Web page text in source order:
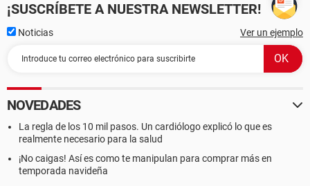
¡SUSCRÍBETE A NUESTRA NEWSLETTER!
Noticias Ver un ejemplo
NOVEDADES
La regla de los 10 mil pasos. Un cardiólogo explicó lo que es
realmente necesario para la salud
¡No caigas! Así es como te manipulan para comprar más en
temporada navideña